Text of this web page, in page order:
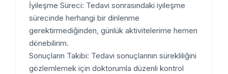
İyileşme Süreci: Tedavi sonrasındaki iyileşme
sürecinde herhangi bir dinlenme
gerektirmediğinden, günlük aktivitelerime hemen
dönebilirim.
Sonuçların Takibi: Tedavi sonuçlarının sürekliliğini
gözlemlemek için doktorumla düzenli kontrol